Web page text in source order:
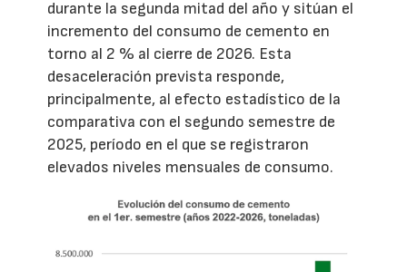
durante la segunda mitad del año y sitúan el
incremento del consumo de cemento en
torno al 2 % al cierre de 2026. Esta
desaceleración prevista responde,
principalmente, al efecto estadístico de la
comparativa con el segundo semestre de
2025, período en el que se registraron
elevados niveles mensuales de consumo.